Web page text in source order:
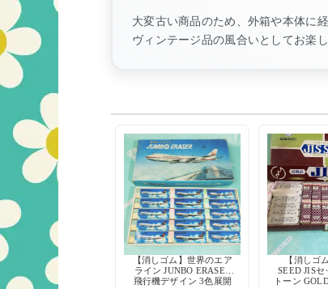
大変古い商品のため、外箱や本体に
ヴィンテージ品の風合いとしてお楽し
【消しゴム】世界のエア
ライン JUNBO ERASER
飛行機デザイン 3色展開
【消しゴ
SEED JISセ
トーン